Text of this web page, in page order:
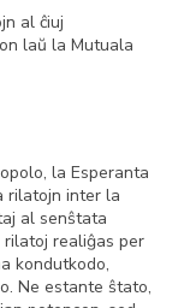
al ĉiuj
laŭ la Mutuala
la Esperanta
rilatojn inter la
al senŝtata
rilatoj realiĝas per
kondutkodo,
Ne estante ŝtato,